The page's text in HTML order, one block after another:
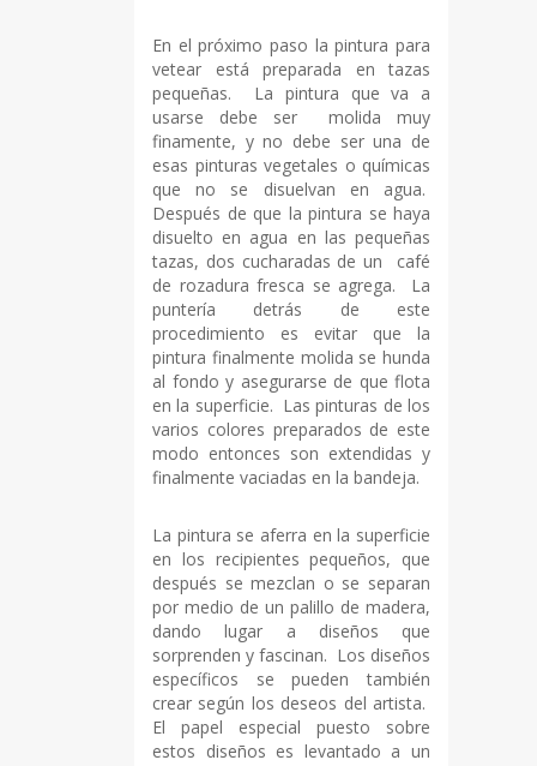
En el próximo paso la pintura para
vetear está preparada en tazas
pequeñas. La pintura que va a
usarse debe ser molida muy
finamente, y no debe ser una de
esas pinturas vegetales o químicas
que no se disuelvan en agua.
Después de que la pintura se haya
disuelto en agua en las pequeñas
tazas, dos cucharadas de un café
de rozadura fresca se agrega. La
puntería detrás de este
procedimiento es evitar que la
pintura finalmente molida se hunda
al fondo y asegurarse de que flota
en la superficie. Las pinturas de los
varios colores preparados de este
modo entonces son extendidas y
finalmente vaciadas en la bandeja.
La pintura se aferra en la superficie
en los recipientes pequeños, que
después se mezclan o se separan
por medio de un palillo de madera,
dando lugar a diseños que
sorprenden y fascinan. Los diseños
específicos se pueden también
crear según los deseos del artista.
El papel especial puesto sobre
estos diseños es levantado a un